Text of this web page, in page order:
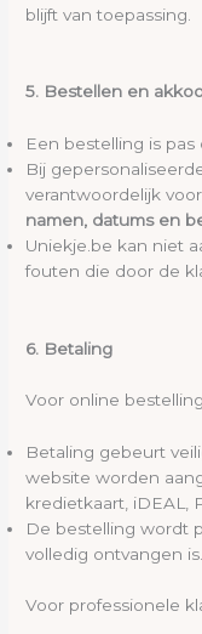
blijft van toepassing.
5. Bestellen en
Een bestelling is
Bij
verantwoordelijk
namen, datums en
Uniekje.be kan niet
fouten die door de
6. Betaling
Voor online
Betaling gebeurt
website worden
kredietkaart, iDEAL,
De bestelling wordt
volledig ontvangen is.
Voor professionele